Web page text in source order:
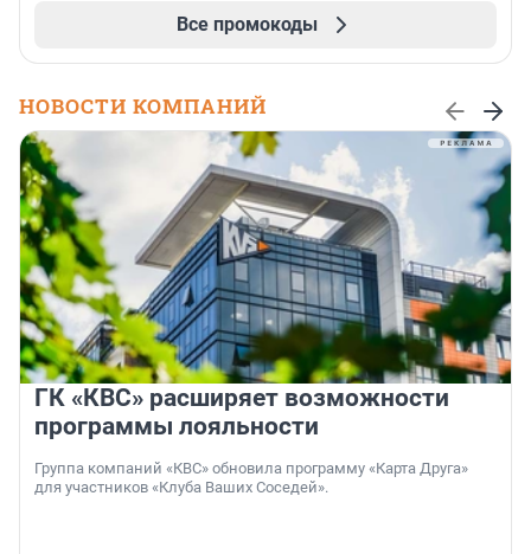
Все промокоды
НОВОСТИ КОМПАНИЙ
ГК «КВС» расширяет возможности
программы лояльности
Группа компаний «КВС» обновила программу «Карта Друга»
для участников «Клуба Ваших Соседей».